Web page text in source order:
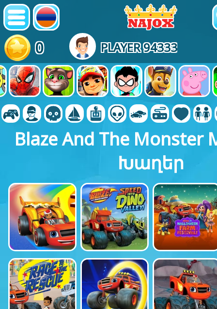
0 PLAYER 94333
Blaze And The Monster
Խաղեր